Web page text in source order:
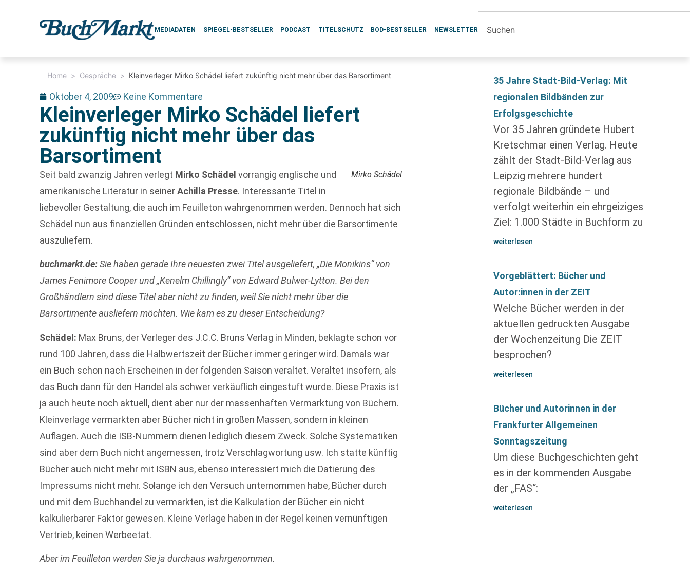
MEDIADATEN SPIEGEL-BESTSELLER PODCAST TITELSCHUTZ BOD-BESTSELLER NEWSLETTER
Home > Gespräche > Kleinverleger Mirko Schädel liefert zukünftig nicht mehr über das Barsortiment
Oktober 4, 2009 Keine Kommentare
Kleinverleger Mirko Schädel liefert
zukünftig nicht mehr über das
Barsortiment
Mirko Schädel
Seit bald zwanzig Jahren verlegt Mirko Schädel vorrangig englische und
amerikanische Literatur in seinerAchilla Presse. Interessante Titel in
liebevoller Gestaltung, die auch im Feuilleton wahrgenommen werden. Dennoch hat sich
Schädel nun aus finanziellen Gründen entschlossen, nicht mehr über die Barsortimente
auszuliefern.
buchmarkt.de:Sie haben gerade Ihre neuesten zwei Titel ausgeliefert, „Die Monikins“ von
James Fenimore Cooper und „Kenelm Chillingly“ von Edward Bulwer-Lytton. Bei den
Großhändlern sind diese Titel aber nicht zu finden, weil Sie nicht mehr über die
Barsortimente ausliefern möchten. Wie kam es zu dieser Entscheidung?
Schädel: Max Bruns, der Verleger des J.C.C. Bruns Verlag in Minden, beklagte schon vor
rund 100 Jahren, dass die Halbwertszeit der Bücher immer geringer wird. Damals war
ein Buch schon nach Erscheinen in der folgenden Saison veraltet. Veraltet insofern, als
das Buch dann für den Handel als schwer verkäuflich eingestuft wurde. Diese Praxis ist
ja auch heute noch aktuell, dient aber nur der massenhaften Vermarktung von Büchern.
Kleinverlage vermarkten aber Bücher nicht in großen Massen, sondern in kleinen
Auflagen. Auch die ISB-Nummern dienen lediglich diesem Zweck. Solche Systematiken
sind aber dem Buch nicht angemessen, trotz Verschlagwortung usw. Ich statte künftig
Bücher auch nicht mehr mit ISBN aus, ebenso interessiert mich die Datierung des
Impressums nicht mehr. Solange ich den Versuch unternommen habe, Bücher durch
und mit dem Buchhandel zu vermarkten, ist die Kalkulation der Bücher ein nicht
kalkulierbarer Faktor gewesen. Kleine Verlage haben in der Regel keinen vernünftigen
Vertrieb, keinen Werbeetat.
Aber im Feuilleton werden Sie ja durchaus wahrgenommen.
35 Jahre Stadt-Bild-Verlag: Mit
regionalen Bildbänden zur
Erfolgsgeschichte
Vor 35 Jahren gründete Hubert
Kretschmar einen Verlag. Heute
zählt der Stadt-Bild-Verlag aus
Leipzig mehrere hundert
regionale Bildbände – und
verfolgt weiterhin ein ehrgeiziges
Ziel: 1.000 Städte in Buchform zu
weiterlesen
Vorgeblättert: Bücher und
Autor:innen in der ZEIT
Welche Bücher werden in der
aktuellen gedruckten Ausgabe
der Wochenzeitung Die ZEIT
besprochen?
weiterlesen
Bücher und Autorinnen in der
Frankfurter Allgemeinen
Sonntagszeitung
Um diese Buchgeschichten geht
es in der kommenden Ausgabe
der „FAS“:
weiterlesen